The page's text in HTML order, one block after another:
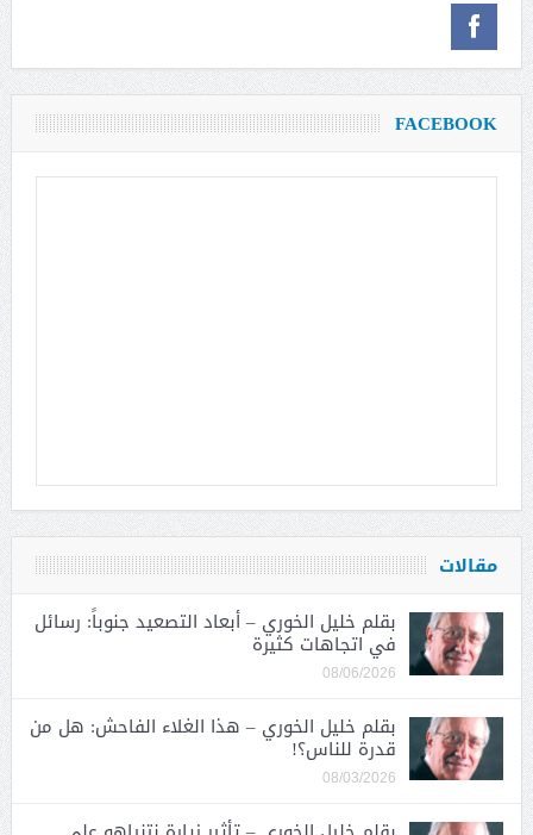
FACEBOOK
مقالات
بقلم خليل الخوري – أبعاد التصعيد جنوباً: رسائل
في اتجاهات كثيرة
08/06/2026
بقلم خليل الخوري – هذا الغلاء الفاحش: هل من
قدرة للناس؟!
08/03/2026